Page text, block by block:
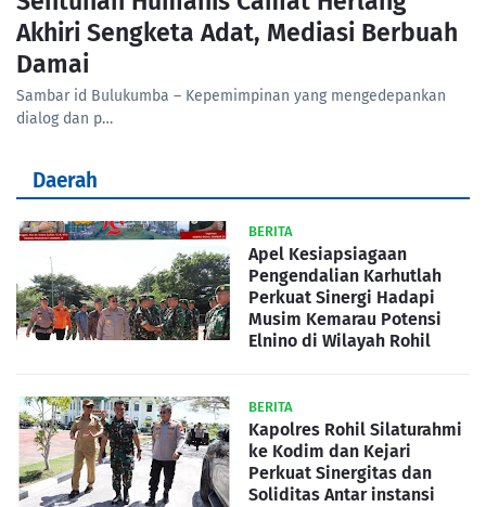
Akhiri Sengketa Adat, Mediasi Berbuah
Damai
Sambar id Bulukumba – Kepemimpinan yang mengedepankan
dialog dan p…
Daerah
BERITA
Apel Kesiapsiagaan
Pengendalian Karhutlah
Perkuat Sinergi Hadapi
Musim Kemarau Potensi
Elnino di Wilayah Rohil
BERITA
Kapolres Rohil Silaturahmi
ke Kodim dan Kejari
Perkuat Sinergitas dan
Soliditas Antar instansi